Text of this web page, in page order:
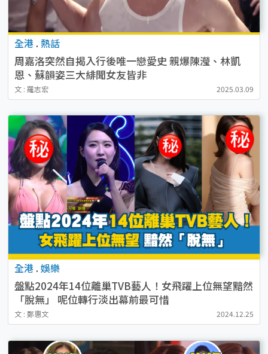
全港 . 熱話
周嘉洛突然自揭入行後唯一戀愛史 親爆陳瀅、林凱
恩、蘇韻姿三大緋聞女友皆非
文 : 羅志宏 2025.03.09
全港 . 娛樂
盤點2024年14位離巢TVB藝人！女飛躍上位無望黯然
「脫無」 呢位轉行淡出幕前最可惜
文 : 鄭惠文 2024.12.25